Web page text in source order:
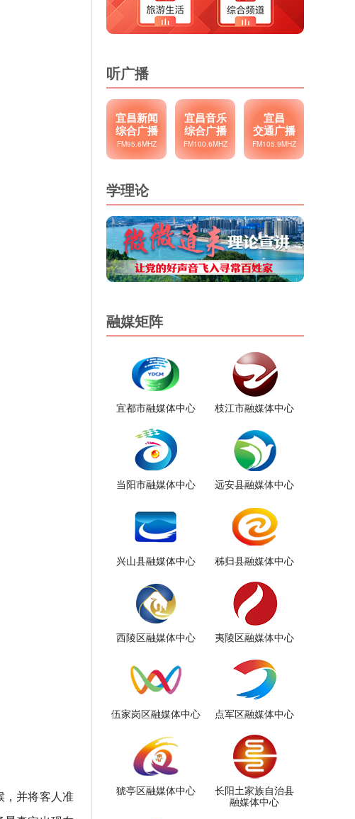
，并将客人准
听广播
宜昌新闻
综合广播
FM95.6MHZ
宜昌音乐
综合广播
FM100.6MHZ
宜昌
交通广播
FM105.9MHZ
学理论
融媒矩阵
宜都市融媒体中心 枝江市融媒体中心
当阳市融媒体中心 远安县融媒体中心
兴山县融媒体中心 秭归县融媒体中心
西陵区融媒体中心 夷陵区融媒体中心
伍家岗区融媒体中心 点军区融媒体中心
猇亭区融媒体中心
长阳土家族自治县
融媒体中心